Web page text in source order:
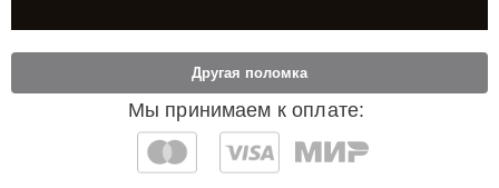
Мы принимаем к оплате:
Другая поломка